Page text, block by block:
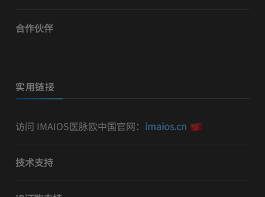
合作伙伴
实用链接
访问 IMAIOS医脉欧中国官网： imaios.cn
技术支持